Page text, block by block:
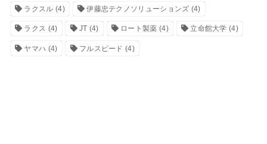
ラクスル (4) 伊藤忠テクノソリューションズ (4)
ラクス (4) JT (4) ロート製薬 (4) 立命館大学 (4)
ヤマハ (4) フルスピード (4)